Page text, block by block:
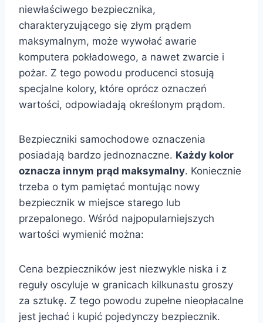
niewłaściwego bezpiecznika,
charakteryzującego się złym prądem
maksymalnym, może wywołać awarie
komputera pokładowego, a nawet zwarcie i
pożar. Z tego powodu producenci stosują
specjalne kolory, które oprócz oznaczeń
wartości, odpowiadają określonym prądom.
Bezpieczniki samochodowe oznaczenia
posiadają bardzo jednoznaczne. Każdy kolor
oznacza innym prąd maksymalny. Koniecznie
trzeba o tym pamiętać montując nowy
bezpiecznik w miejsce starego lub
przepalonego. Wśród najpopularniejszych
wartości wymienić można:
Cena bezpieczników jest niezwykle niska i z
reguły oscyluje w granicach kilkunastu groszy
za sztukę. Z tego powodu zupełne nieopłacalne
jest jechać i kupić pojedynczy bezpiecznik.